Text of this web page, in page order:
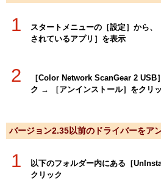
1
スタートメニューの［設定］から
されているアプリ］を表示
2
［Color Network ScanGear 2
ク → ［アンインストール］をクリ
バージョン2.35以前のドライバーをア
1
以下のフォルダー内にある［
クリック